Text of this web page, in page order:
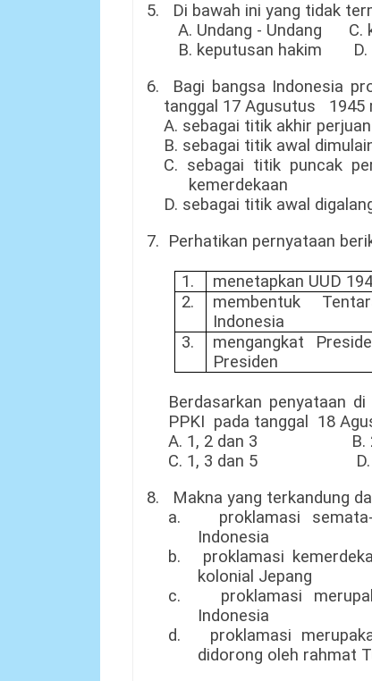
5. Di bawah ini yang tidak
A. Undang - Undang C.
B. keputusan hakim D.
6.
Bagi bangsa Indonesia
tanggal 17 Agusutus 1945
A. sebagai titik akhir
B. sebagai titik awal
C. sebagai titik puncak
kemerdekaan
D. sebagai titik awal
7. Perhatikan pernyataan
1. menetapkan UUD
2.
membentuk
Indonesia
3.
mengangkat
Presiden
Berdasarkan penyataan
PPKI pada tanggal
18
A. 1, 2 dan 3
C. 1, 3 dan 5
D. 4,
8. Makna yang terkandung
a.
proklamasi
Indonesia
b.
proklamasi
kolonial Jepang
c.
proklamasi
Indonesia
d.
proklamasi
didorong oleh rahmat